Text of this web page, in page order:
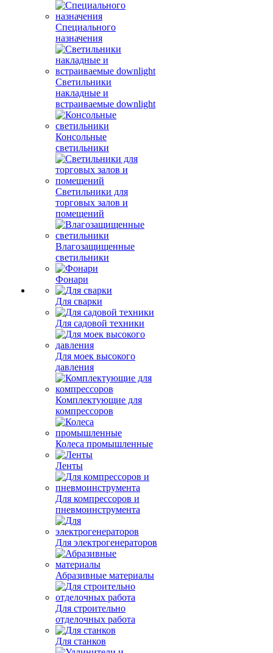
Специального
назначения
Светильники
накладные и
встраиваемые downlight
Консольные
светильники
Светильники для
торговых залов и
помещений
Влагозащищенные
светильники
Фонари
Для сварки
Для садовой техники
Для моек высокого
давления
Комплектующие для
компрессоров
Колеса промышленные
Ленты
Для компрессоров и
пневмоинструмента
Для электрогенераторов
Абразивные материалы
Для строительно
отделочных работа
Для станков